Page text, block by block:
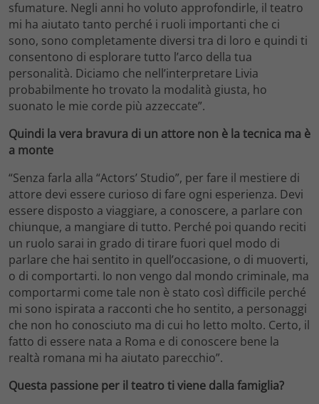
sfumature. Negli anni ho voluto approfondirle, il teatro
mi ha aiutato tanto perché i ruoli importanti che ci
sono, sono completamente diversi tra di loro e quindi ti
consentono di esplorare tutto l’arco della tua
personalità. Diciamo che nell’interpretare Livia
probabilmente ho trovato la modalità giusta, ho
suonato le mie corde più azzeccate”.
Quindi la vera bravura di un attore non è la tecnica ma è
a monte
“Senza farla alla “Actors’ Studio”, per fare il mestiere di
attore devi essere curioso di fare ogni esperienza. Devi
essere disposto a viaggiare, a conoscere, a parlare con
chiunque, a mangiare di tutto. Perché poi quando reciti
un ruolo sarai in grado di tirare fuori quel modo di
parlare che hai sentito in quell’occasione, o di muoverti,
o di comportarti. Io non vengo dal mondo criminale, ma
comportarmi come tale non è stato così difficile perché
mi sono ispirata a racconti che ho sentito, a personaggi
che non ho conosciuto ma di cui ho letto molto. Certo, il
fatto di essere nata a Roma e di conoscere bene la
realtà romana mi ha aiutato parecchio”.
Questa passione per il teatro ti viene dalla famiglia?